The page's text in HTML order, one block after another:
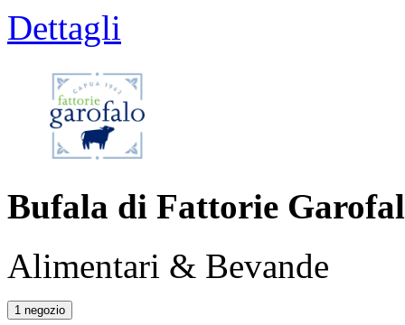
Dettagli
Bufala di Fattorie
Alimentari & Bevande
1 negozio